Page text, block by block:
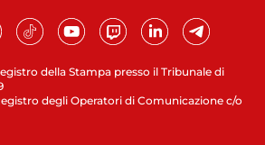
della Stampa presso il Tribunale di
degli Operatori di Comunicazione c/o